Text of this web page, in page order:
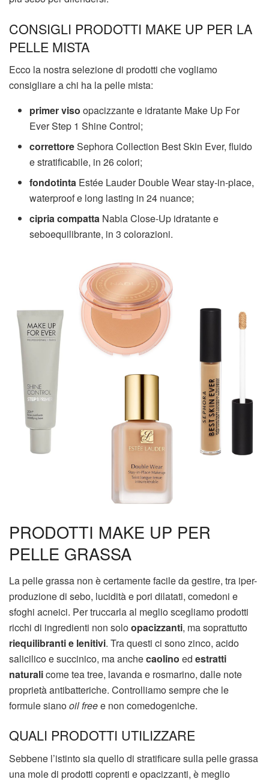
CONSIGLI PRODOTTI MAKE UP PER LA
PELLE MISTA
Ecco la nostra selezione di prodotti che vogliamo
consigliare a chi ha la pelle mista:
primer viso opacizzante e idratante Make Up For
Ever Step 1 Shine Control;
correttoreSephora Collection Best Skin Ever, fluido
e stratificabile, in 26 colori;
fondotinta Estée Lauder Double Wear stay-in-place,
waterproof e long lasting in 24 nuance;
cipria compatta Nabla Close-Up idratante e
seboequilibrante, in 3 colorazioni.
PRODOTTI MAKE UP PER
PELLE GRASSA
La pelle grassa non è certamente facile da gestire, tra iper-
produzione di sebo, lucidità e pori dilatati, comedoni e
sfoghi acneici. Per truccarla al meglio scegliamo prodotti
ricchi di ingredienti non soloopacizzanti, ma soprattutto
riequilibranti e lenitivi. Tra questi ci sono zinco, acido
salicilico e succinico, ma anchecaolino ed estratti
naturalicome tea tree, lavanda e rosmarino, dalle note
proprietà antibatteriche. Controlliamo sempre che le
formule sianooil freee non comedogeniche.
QUALI PRODOTTI UTILIZZARE
Sebbene l’istinto sia quello di stratificare sulla pelle grassa
una mole di prodotti coprenti e opacizzanti, è meglio